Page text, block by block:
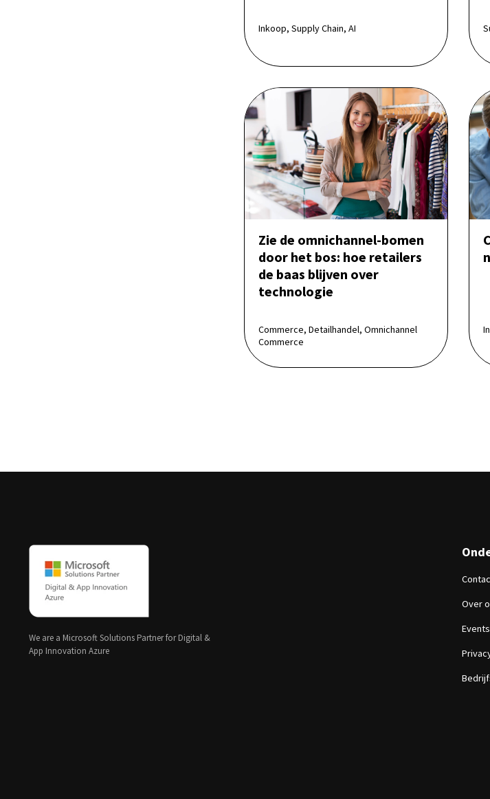
Inkoop, Supply Chain, AI
Zie de omnichannel-bomen
door het bos: hoe retailers
de baas blijven over
technologie
Commerce, Detailhandel, Omnichannel
Commerce
We are a Microsoft Solutions Partner for Digital &
App Innovation Azure
Over
Events